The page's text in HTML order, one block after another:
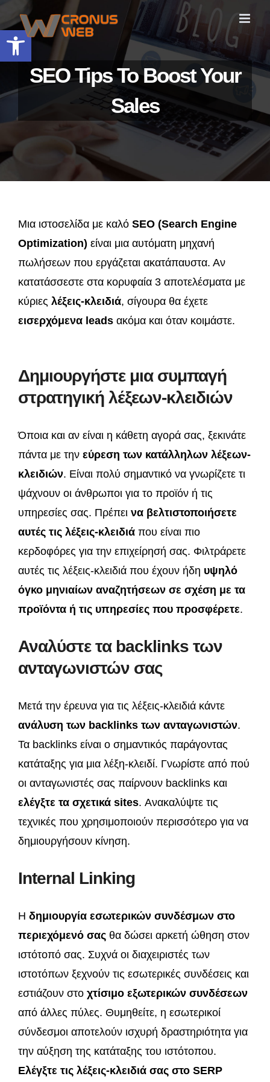
Ανοίξτε τη γραμμή εργαλείων
to
content
SEO Tips To Boost Your
Sales
Μια ιστοσελίδα με καλό SEO (Search Engine
Optimization) είναι μια αυτόματη μηχανή
πωλήσεων που εργάζεται ακατάπαυστα. Αν
κατατάσσεστε στα κορυφαία 3 αποτελέσματα με
κύριες λέξεις-κλειδιά, σίγουρα θα έχετε
εισερχόμενα leadsακόμα και όταν κοιμάστε.
Δημιουργήστε μια συμπαγή
στρατηγική λέξεων-κλειδιών
Όποια και αν είναι η κάθετη αγορά σας, ξεκινάτε
πάντα με την εύρεση των κατάλληλων λέξεων-
κλειδιών. Είναι πολύ σημαντικό να γνωρίζετε τι
ψάχνουν οι άνθρωποι για το προϊόν ή τις
υπηρεσίες σας. Πρέπει να βελτιστοποιήσετε
αυτές τις λέξεις-κλειδιάπου είναι πιο
κερδοφόρες για την επιχείρησή σας. Φιλτράρετε
αυτές τις λέξεις-κλειδιά που έχουν ήδη υψηλό
όγκο μηνιαίων αναζητήσεων σε σχέση με τα
προϊόντα ή τις υπηρεσίες που προσφέρετε.
Αναλύστε τα backlinks των
ανταγωνιστών σας
Μετά την έρευνα για τις λέξεις-κλειδιά κάντε
ανάλυση των backlinks των ανταγωνιστών.
Τα backlinks είναι ο σημαντικός παράγοντας
κατάταξης για μια λέξη-κλειδί. Γνωρίστε από πού
οι ανταγωνιστές σας παίρνουν backlinks και
ελέγξτε τα σχετικά sites. Ανακαλύψτε τις
τεχνικές που χρησιμοποιούν περισσότερο για να
δημιουργήσουν κίνηση.
Internal Linking
Η δημιουργία εσωτερικών συνδέσμων στο
περιεχόμενό σαςθα δώσει αρκετή ώθηση στον
ιστότοπό σας. Συχνά οι διαχειριστές των
ιστοτόπων ξεχνούν τις εσωτερικές συνδέσεις και
εστιάζουν στο χτίσιμο εξωτερικών συνδέσεων
από άλλες πύλες. Θυμηθείτε, η εσωτερικοί
σύνδεσμοι αποτελούν ισχυρή δραστηριότητα για
την αύξηση της κατάταξης του ιστότοπου.
Ελέγξτε τις λέξεις-κλειδιά σας στο SERP